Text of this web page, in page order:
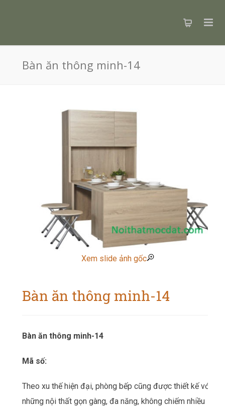
Bàn ăn thông minh-14
Xem slide ảnh gốc
Bàn ăn thông minh-14
Bàn ăn thông minh-14
Mã số:
Theo xu thế hiện đại, phòng bếp cũng được thiết kế với
những nội thất gọn gàng, đa năng, không chiếm nhiều